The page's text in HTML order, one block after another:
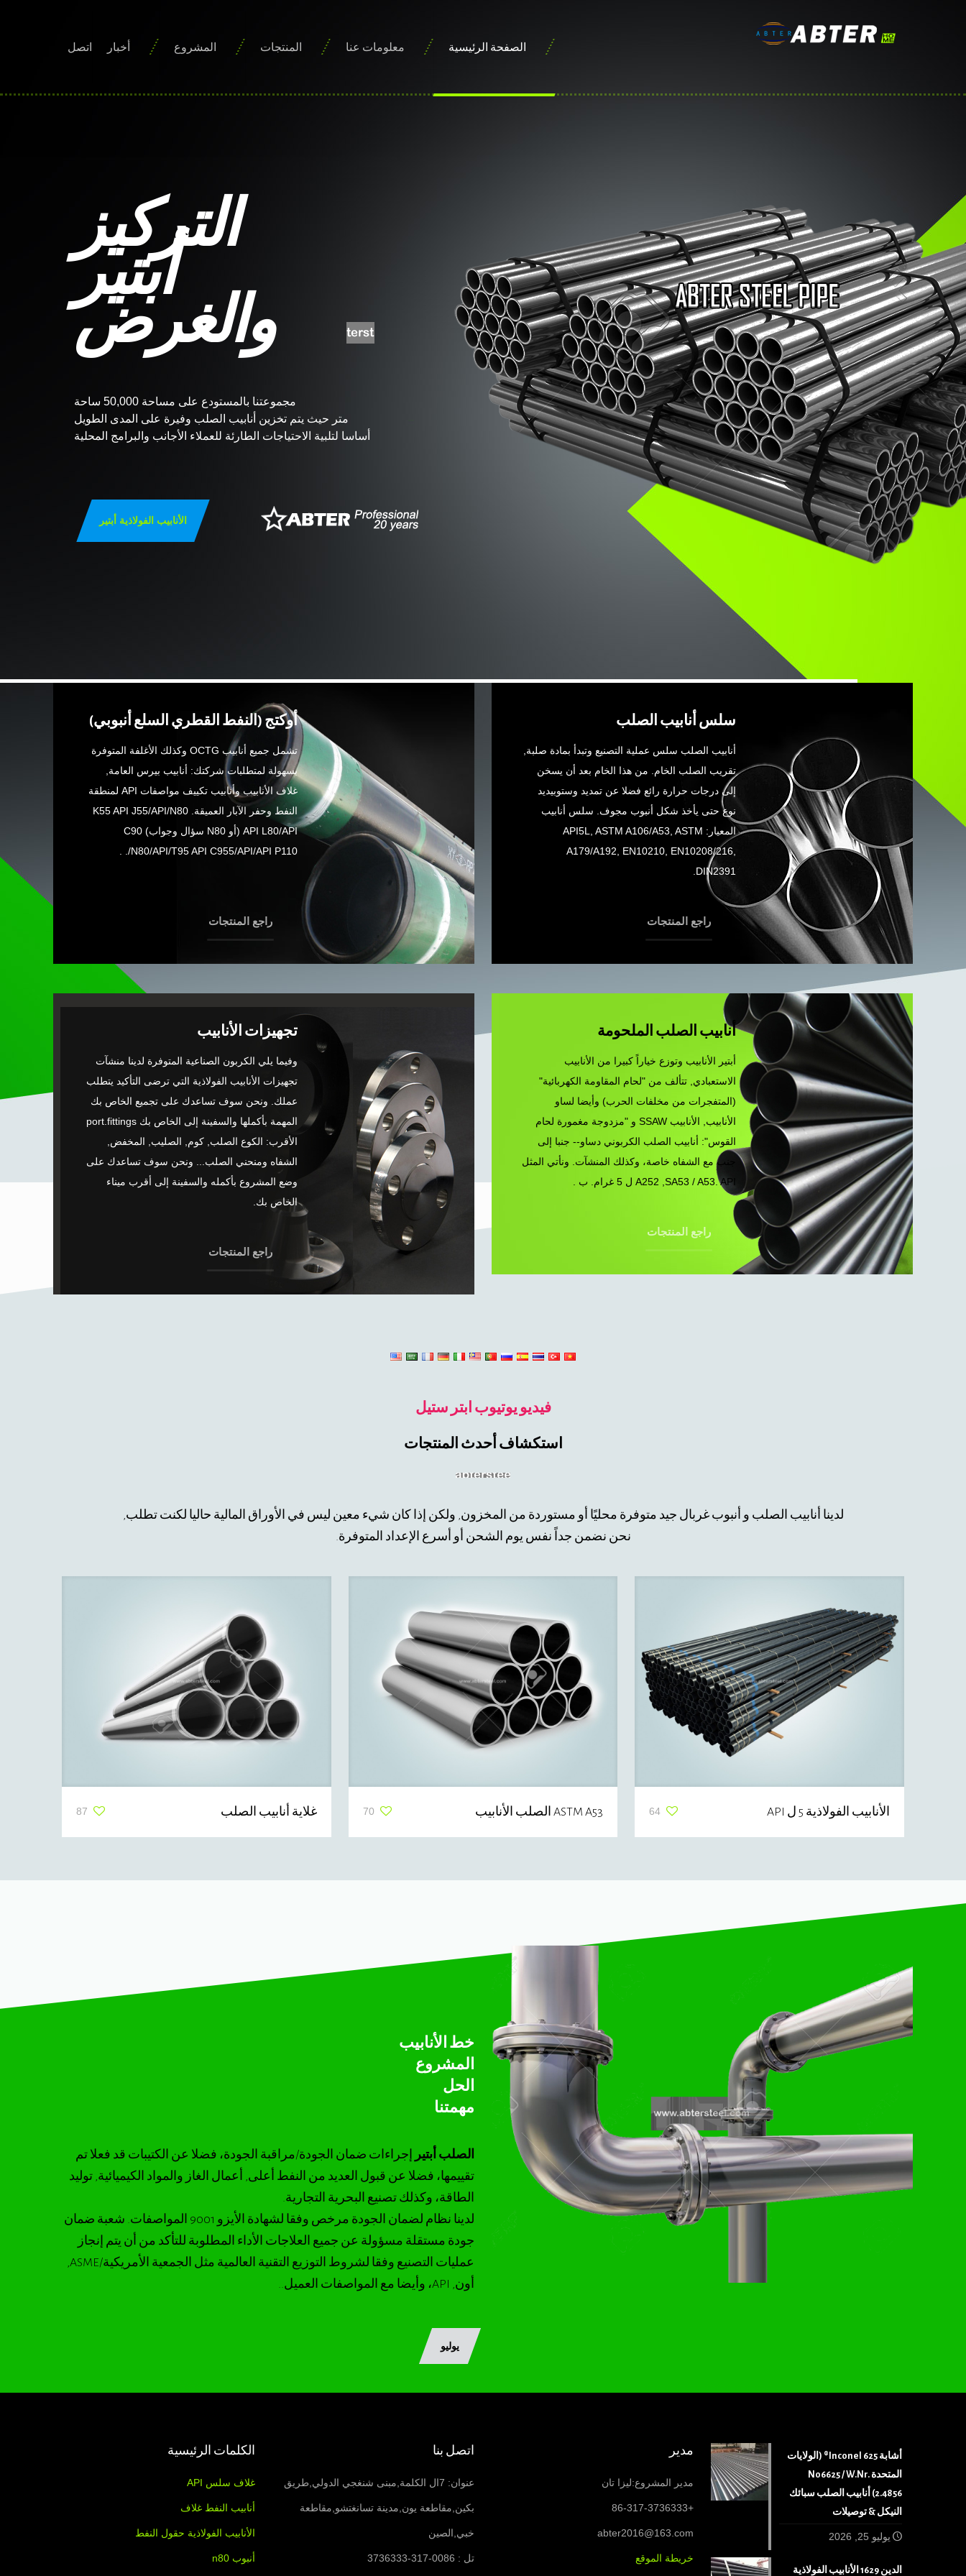
الصفحة الرئيسية معلومات عنا المنتجات المشروع أخبار اتصل
سلس أنابيب الصلب
أنابيب الصلب سلس عملية التصنيع وتبدأ بمادة صلبة,
تقريب الصلب الخام. من هذا الخام بعد أن يسخن
إلى درجات حرارة رائع فضلا عن تمديد وستوبيديد
نوع حتى يأخذ شكل أنبوب مجوف. سلس أنابيب
المعيار: API5L, ASTM A106/A53, ASTM
A179/A192, EN10210, EN10208/216,
DIN2391.
راجع المنتجات
أوكتج (النفط القطري السلع أنبوبي)
تشمل جميع أنابيب OCTG وكذلك الأغلفة المتوفرة
بسهولة لمتطلبات شركتك: أنابيب بيرس العامة,
غلاف الأنابيب وأنابيب تكييف مواصفات API لمنطقة
النفط وحفر الآبار العميقة. K55 API J55/API/N80
API L80/API (أو N80 سؤال وجواب) C90
N80/API/T95 API C955/API/API P110/. .
راجع المنتجات
أنابيب الصلب الملحومة
أبتير الأنابيب وتوزع خياراً كبيرا من الأنابيب
الاستعبادي, تتألف من "لحام المقاومة الكهربائية"
(المتفجرات من مخلفات الحرب) وأيضا لساو
الأنابيب, الأنابيب SSAW و "مزدوجة مغمورة لحام
القوس": أنابيب الصلب الكربوني دساو-- جنبا إلى
جنب مع الشفاه خاصة، وكذلك المنشآت. ونأتي المثل
A252 ,SA53 / A53. API ل 5 غرام. ب .
راجع المنتجات
تجهيزات الأنابيب
وفيما يلي الكربون الصناعية المتوفرة لدينا منشآت
تجهيزات الأنابيب الفولاذية التي ترضى التأكيد يتطلب
عملك. ونحن سوف تساعدك على تجميع الخاص بك
المهمة بأكملها والسفينة إلى الخاص بك port.fittings
الأقرب: الكوع الصلب, كوم, الصليب, المخفض,
الشفاه ومنحني الصلب... ونحن سوف تساعدك على
وضع المشروع بأكمله والسفينة إلى أقرب ميناء
الخاص بك.
راجع المنتجات
فيديو يوتيوب ابتر ستيل
استكشاف أحدث المنتجات
لدينا أنابيب الصلب و أنبوب غربال جيد متوفرة محليًا أو مستوردة من المخزون, ولكن إذا كان شيء معين ليس في الأوراق المالية حاليا لكنت تطلب,
نحن نضمن جداً نفس يوم الشحن أو أسرع الإعداد المتوفرة.
الأنابيب الفولاذية 5 ل API 64 ASTM A53 الصلب الأنابيب 70 غلاية أنابيب الصلب 87
خط الأنابيب
المشروع
الحل
مهمتنا
الصلب أبتير
إجراءات ضمان الجودة/مراقبة الجودة، فضلا عن الكتيبات قد فعلا تم
تقييمها، فضلا عن قبول العديد من النفط أعلى, أعمال الغاز والمواد الكيميائية, توليد
الطاقة، وكذلك تصنيع البحرية التجارية.
لدينا نظام لضمان الجودة مرخص وفقا لشهادة الأيزو 9001 المواصفات. شعبة ضمان
جودة مستقلة مسؤولة عن جميع العلاجات الأداء المطلوبة للتأكد من أن يتم إنجاز
عمليات التصنيع وفقا لشروط التوزيع التقنية العالمية مثل الجمعية الأمريكية/ASME,
أون, API، وأيضا مع المواصفات العميل..
يوليو
أشابة 625 Inconel® (الولايات
المتحدة N06625 / W.Nr.
2.4856) أنابيب الصلب سبائك
النيكل & توصيلات
يوليو 25, 2026
الدين 1629 الأنابيب الفولاذية
مدير
مدير المشروع:ليزا تان
+86-317-3736333
abter2016@163.com
خريطة الموقع
اتصل بنا
عنوان: 7ال الكلمة,مبنى شنغجي الدولي,طريق
بكين,مقاطعة يون,مدينة تسانغتشو,مقاطعة
خبي,الصين
تل : 0086-317-3736333
الكلمات الرئيسية
غلاف سلس API
أنابيب النفط غلاف
الأنابيب الفولاذية حقول النفط
أنبوب n80